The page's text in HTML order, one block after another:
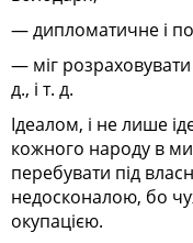
— дипломатичне і
— міг
д., і т. д.
Ідеалом, і не лише
кожного народу в
перебувати під
недосконалою, бо
окупацією.